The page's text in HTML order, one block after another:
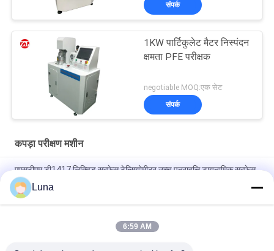
संपर्क
1KW पार्टिकुलेट मैटर निस्पंदन
क्षमता PFE परीक्षक
negotiable MOQ:एक सेट
संपर्क
कपड़ा परीक्षण मशीन
एएसटीएम डी1417 लिक्विड सरफेस टेन्सियोमीटर उच्च पुनरावृत्ति डायनामिक सरफेस
टेन्सियोमीटर
ऑटोमैटिक नॉन-वेवन फैब्रिक रोलिंग मशीन∙ एज कंट्रोल सिस्टम के साथ∙ फैब्रिक
Luna
6:59 AM